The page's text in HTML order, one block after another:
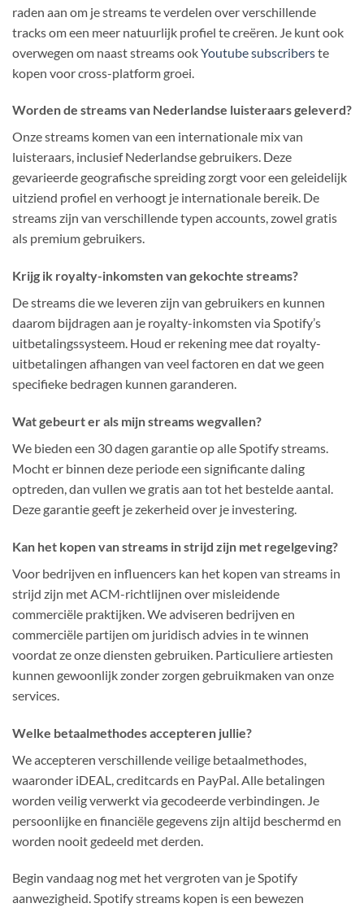
raden aan om je streams te verdelen over verschillende
tracks om een meer natuurlijk profiel te creëren. Je kunt ook
overwegen om naast streams ookYoutube subscriberste
kopen voor cross-platform groei.
Worden de streams van Nederlandse luisteraars geleverd?
Onze streams komen van een internationale mix van
luisteraars, inclusief Nederlandse gebruikers. Deze
gevarieerde geografische spreiding zorgt voor een geleidelijk
uitziend profiel en verhoogt je internationale bereik. De
streams zijn van verschillende typen accounts, zowel gratis
als premium gebruikers.
Krijg ik royalty-inkomsten van gekochte streams?
De streams die we leveren zijn van gebruikers en kunnen
daarom bijdragen aan je royalty-inkomsten via Spotify’s
uitbetalingssysteem. Houd er rekening mee dat royalty-
uitbetalingen afhangen van veel factoren en dat we geen
specifieke bedragen kunnen garanderen.
Wat gebeurt er als mijn streams wegvallen?
We bieden een 30 dagen garantie op alle Spotify streams.
Mocht er binnen deze periode een significante daling
optreden, dan vullen we gratis aan tot het bestelde aantal.
Deze garantie geeft je zekerheid over je investering.
Kan het kopen van streams in strijd zijn met regelgeving?
Voor bedrijven en influencers kan het kopen van streams in
strijd zijn met ACM-richtlijnen over misleidende
commerciële praktijken. We adviseren bedrijven en
commerciële partijen om juridisch advies in te winnen
voordat ze onze diensten gebruiken. Particuliere artiesten
kunnen gewoonlijk zonder zorgen gebruikmaken van onze
services.
Welke betaalmethodes accepteren jullie?
We accepteren verschillende veilige betaalmethodes,
waaronder iDEAL, creditcards en PayPal. Alle betalingen
worden veilig verwerkt via gecodeerde verbindingen. Je
persoonlijke en financiële gegevens zijn altijd beschermd en
worden nooit gedeeld met derden.
Begin vandaag nog met het vergroten van je Spotify
aanwezigheid. Spotify streams kopen is een bewezen